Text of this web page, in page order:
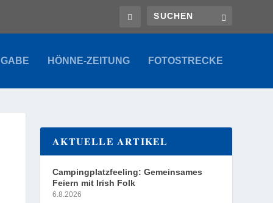
HÖNNE-ZEITUNG FOTOSTRECKE
AKTUELLE ARTIKEL
Campingplatzfeeling: Gemeinsames
Feiern mit Irish Folk
6.8.2026